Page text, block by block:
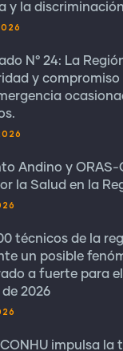
y la
N° 24: La
y compromiso
Andino y ORAS-
la Salud en la
técnicos de la
un posible
a fuerte para
2026
CONHU impulsa